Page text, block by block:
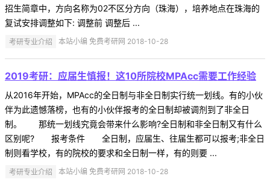
招生简章中，方向名称为02不区分方向（珠海），培养地点在珠海的
复试安排调整如下: 调整前 调整后 ...
考研专业介绍 本站小编 免费考研网 2018-10-28
2019考研：应届生慎报！这10所院校MPAcc需要工作经验
从2016年开始，MPAcc的全日制与非全日制实行统一划线。有的小伙
伴为此遗憾落榜，也有的小伙伴报考的全日制却被调剂到了非全日
制。 那统一划线究竟会带来什么影响?全日制和非全日制又有什么
区别呢? 报考条件 全日制，应届生、往届生都可以报考;非全日
制则看学校，有的院校的要求和全日制一样，有的则要 ...
考研专业介绍 本站小编 免费考研网 2018-10-28